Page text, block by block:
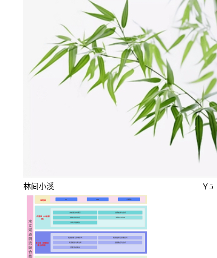
林间小溪 ￥5